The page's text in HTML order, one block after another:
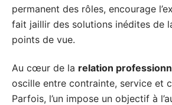
permanent des rôles, encourage
fait jaillir des solutions inédites de
points de vue.
Au cœur de la relation
oscille entre contrainte, service et
Parfois, l’un impose un objectif à